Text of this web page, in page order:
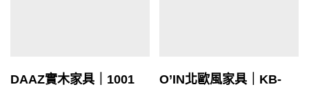
DAAZ實木家具｜1001
O’IN北歐風家具｜KB-